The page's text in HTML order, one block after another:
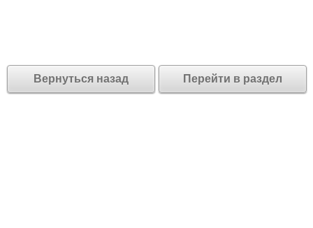
Вернуться назад Перейти в раздел